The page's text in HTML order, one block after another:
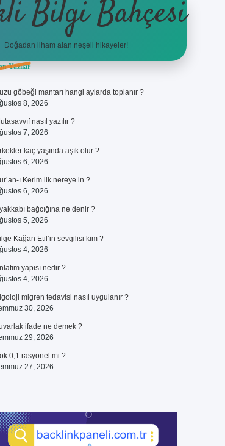
Bilgi Bahçesi
Doğadan ilham alan neşeli hikayeler!
Yazılar
göbeği mantarı hangi aylarda toplanır ?
8, 2026
nasıl yazılır ?
7, 2026
kaç yaşında aşık olur ?
6, 2026
ı Kerim ilk nereye in ?
6, 2026
bağcığına ne denir ?
5, 2026
Kağan Etil’in sevgilisi kim ?
4, 2026
yapısı nedir ?
4, 2026
migren tedavisi nasıl uygulanır ?
30, 2026
ifade ne demek ?
29, 2026
0,1 rasyonel mi ?
27, 2026